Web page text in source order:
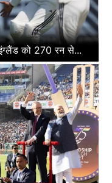
इंग्लैंड को 270 रन से...